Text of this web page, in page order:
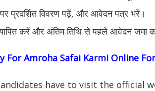
प्रदर्शित विवरण पढ़ें, और आवेदन पत्र भरें।
करें और अंतिम तिथि से पहले आवेदन जमा
For Amroha Safai Karmi Online
have to visit the official